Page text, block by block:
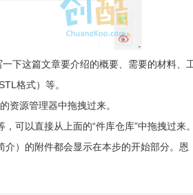
下这篇文章要介绍的概要、需要的材料、
格式）等。
资源管理器中拖拽过来。
可以直接从上面的“件库仓库”中拖拽过来
）的附件都会显示在本步的开始部分。恩